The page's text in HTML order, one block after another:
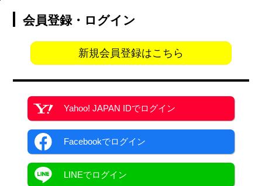
会員登録・ログイン
新規会員登録はこちら
Yahoo! JAPAN IDでログイン
Facebookでログイン
LINEでログイン